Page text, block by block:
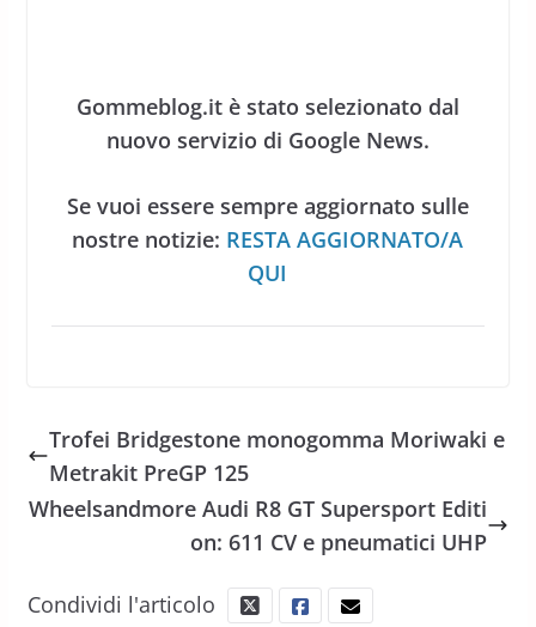
Gommeblog.it è stato selezionato dal
nuovo servizio di Google News.
Se vuoi essere sempre aggiornato sulle
nostre notizie: RESTA AGGIORNATO/A
QUI
Trofei Bridgestone monogomma Moriwaki e
Metrakit PreGP 125
Wheelsandmore Audi R8 GT Supersport Editi
on: 611 CV e pneumatici UHP
Condividi l'articolo